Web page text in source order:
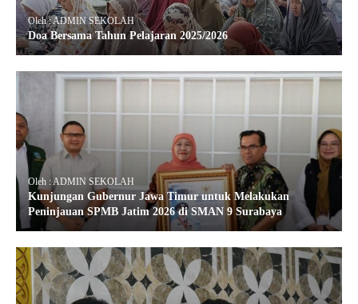
Oleh : ADMIN SEKOLAH
Doa Bersama Tahun Pelajaran 2025/2026
Oleh : ADMIN SEKOLAH
Kunjungan Gubernur Jawa Timur untuk Melakukan
Peninjauan SPMB Jatim 2026 di SMAN 9 Surabaya